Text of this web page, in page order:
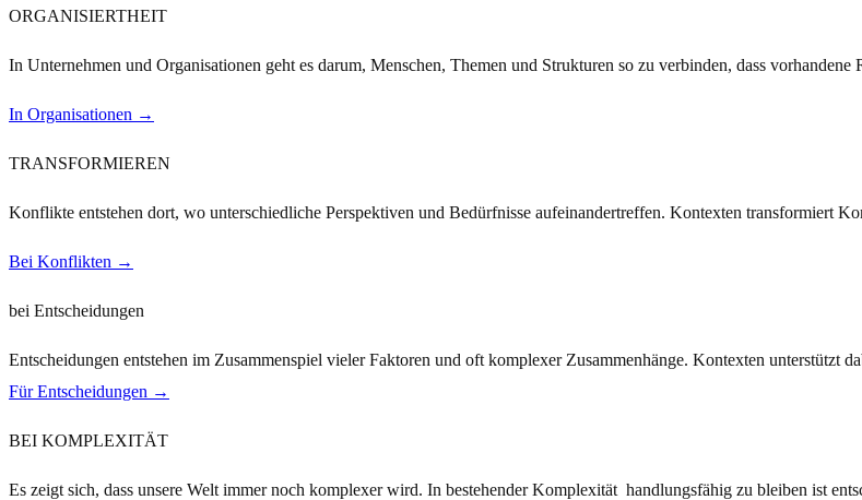
ORGANISIERTHEIT
In Unternehmen und Organisationen geht es darum, Menschen, Themen und Strukturen so zu verbinden, dass vorhandene
In Organisationen →
TRANSFORMIEREN
Konflikte entstehen dort, wo unter­schiedliche Perspektiven und Bedürfnisse aufeinander­treffen. Kontexten transformiert
Bei Konflikten →
bei Entscheidungen
Entscheidungen entstehen im Zusammen­spiel vieler Faktoren und oft komplexer Zusammen­hänge. Kontexten unter­stützt
Für Entscheidungen →
BEI KOMPLEXITÄT
Es zeigt sich, dass unsere Welt immer noch komplexer wird. In bestehender Komplexität handlungsfähig zu bleiben ist